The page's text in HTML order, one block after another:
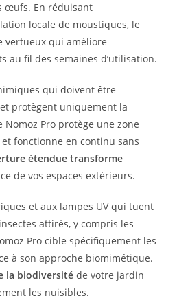
œufs. En réduisant
locale de moustiques, le
vertueux qui améliore
au fil des semaines d’utilisation.
qui doivent être
protègent uniquement la
Pro protège une zone
et fonctionne en continu sans
étendue transforme
de vos espaces extérieurs.
et aux lampes UV qui tuent
attirés, y compris les
Pro cible spécifiquement les
à son approche biomimétique.
la biodiversité de votre jardin
les nuisibles.